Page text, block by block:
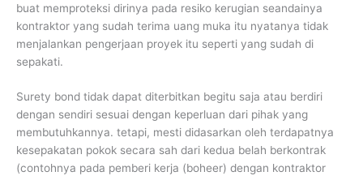
buat memproteksi dirinya pada resiko kerugian seandainya
kontraktor yang sudah terima uang muka itu nyatanya tidak
menjalankan pengerjaan proyek itu seperti yang sudah di
sepakati.
Surety bond tidak dapat diterbitkan begitu saja atau berdiri
dengan sendiri sesuai dengan keperluan dari pihak yang
membutuhkannya. tetapi, mesti didasarkan oleh terdapatnya
kesepakatan pokok secara sah dari kedua belah berkontrak
(contohnya pada pemberi kerja (boheer) dengan kontraktor